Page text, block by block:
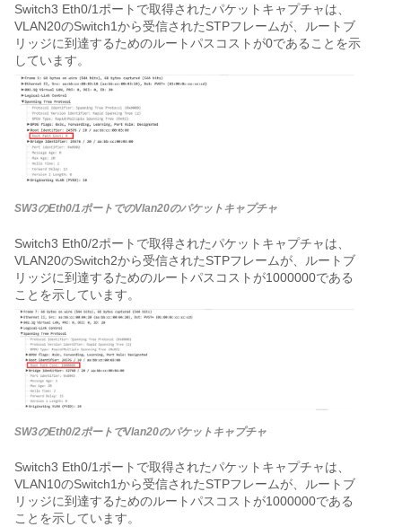
Switch3 Eth0/1ポートで取得されたパケットキャプチャは、
VLAN20のSwitch1から受信されたSTPフレームが、ルートブ
リッジに到達するためのルートパスコストが0であることを示
しています。
SW3のEth0/1ポートでのVlan20のパケットキャプチャ
Switch3 Eth0/2ポートで取得されたパケットキャプチャは、
VLAN20のSwitch2から受信されたSTPフレームが、ルートブ
リッジに到達するためのルートパスコストが1000000である
ことを示しています。
SW3のEth0/2ポートでVlan20のパケットキャプチャ
Switch3 Eth0/1ポートで取得されたパケットキャプチャは、
VLAN10のSwitch1から受信されたSTPフレームが、ルートブ
リッジに到達するためのルートパスコストが1000000である
ことを示しています。